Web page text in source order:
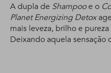
A dupla de Shampooe o
Planet Energizing Detox
mais leveza, brilho e
Deixando aquela